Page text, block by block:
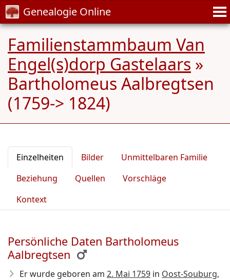
Genealogie Online
Familienstammbaum Van
Engel(s)dorp Gastelaars »
Bartholomeus Aalbregtsen
(1759-> 1824)
Einzelheiten Bilder
Unmittelbaren Familie
Beziehung
Quellen
Vorschläge
Kontext
Persönliche Daten Bartholomeus
Aalbregtsen
Er wurde geboren am 2. Mai 1759 in Oost-Souburg,